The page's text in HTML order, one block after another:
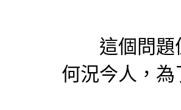
這個問題值
何況今人，